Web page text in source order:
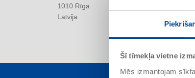
Šī tīmekļa vietne
Mēs izmantojam
1010 Rīga
Latvija